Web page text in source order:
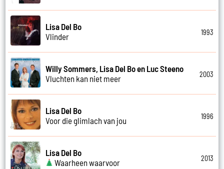
Lisa Del Bo
Vlinder
1993
Willy Sommers, Lisa Del Bo en Luc Steeno
Vluchten kan niet meer
2003
Lisa Del Bo
Voor die glimlach van jou
1996
Lisa Del Bo
Waarheen waarvoor
2013